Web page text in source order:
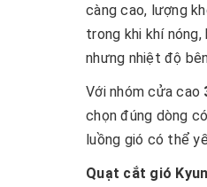
càng cao, lượng
trong khi khí
nhưng nhiệt độ
Với nhóm cửa cao
chọn đúng dòng có
luồng gió có thể
Quạt cắt gió